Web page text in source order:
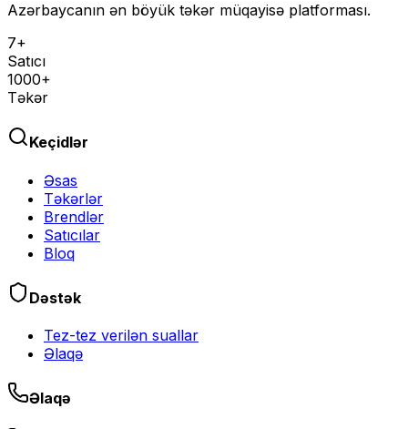
Azərbaycanın ən böyük təkər müqayisə platforması.
7+
Satıcı
1000+
Təkər
Keçidlər
Əsas
Təkərlər
Brendlər
Satıcılar
Bloq
Dəstək
Tez-tez verilən suallar
Əlaqə
Əlaqə